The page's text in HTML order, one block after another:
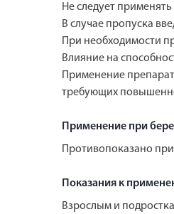
Не следует
В случае пропуска
При необходимости
Влияние на
Применение
требующих
Применение при
Противопоказано
Показания к
Взрослым и